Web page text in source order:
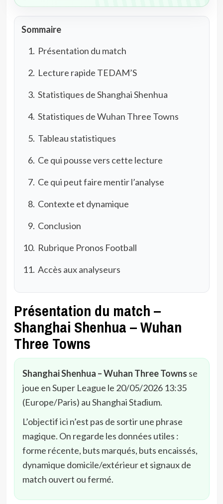
Sommaire
Présentation du match
Lecture rapide TEDAM’S
Statistiques de Shanghai Shenhua
Statistiques de Wuhan Three Towns
Tableau statistiques
Ce qui pousse vers cette lecture
Ce qui peut faire mentir l’analyse
Contexte et dynamique
Conclusion
Rubrique Pronos Football
Accès aux analyseurs
Présentation du match –
Shanghai Shenhua – Wuhan
Three Towns
Shanghai Shenhua – Wuhan Three Towns se
joue en Super League le 20/05/2026 13:35
(Europe/Paris) au Shanghai Stadium.
L’objectif ici n’est pas de sortir une phrase
magique. On regarde les données utiles :
forme récente, buts marqués, buts encaissés,
dynamique domicile/extérieur et signaux de
match ouvert ou fermé.